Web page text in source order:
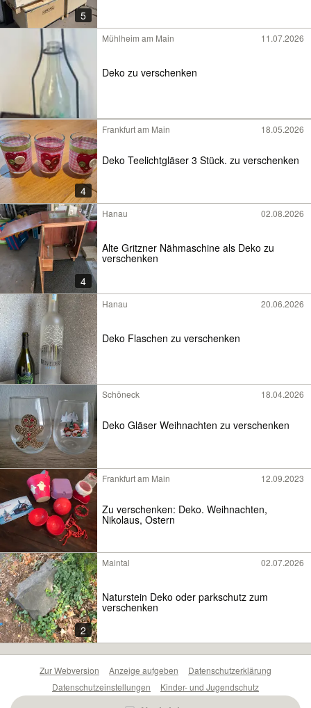
5
Mühlheim am Main 11.07.2026
Deko zu verschenken
4
Frankfurt am Main 18.05.2026
Deko Teelichtgläser 3 Stück. zu verschenken
4
Hanau 02.08.2026
Alte Gritzner Nähmaschine als Deko zu
verschenken
Hanau 20.06.2026
Deko Flaschen zu verschenken
Schöneck 18.04.2026
Deko Gläser Weihnachten zu verschenken
Frankfurt am Main 12.09.2023
Zu verschenken: Deko. Weihnachten,
Nikolaus, Ostern
2
Maintal 02.07.2026
Naturstein Deko oder parkschutz zum
verschenken
Zur Webversion Anzeige aufgeben
Datenschutzerklärung
Datenschutzeinstellungen
Kinder- und Jugendschutz
Barrierefreiheitserklärung